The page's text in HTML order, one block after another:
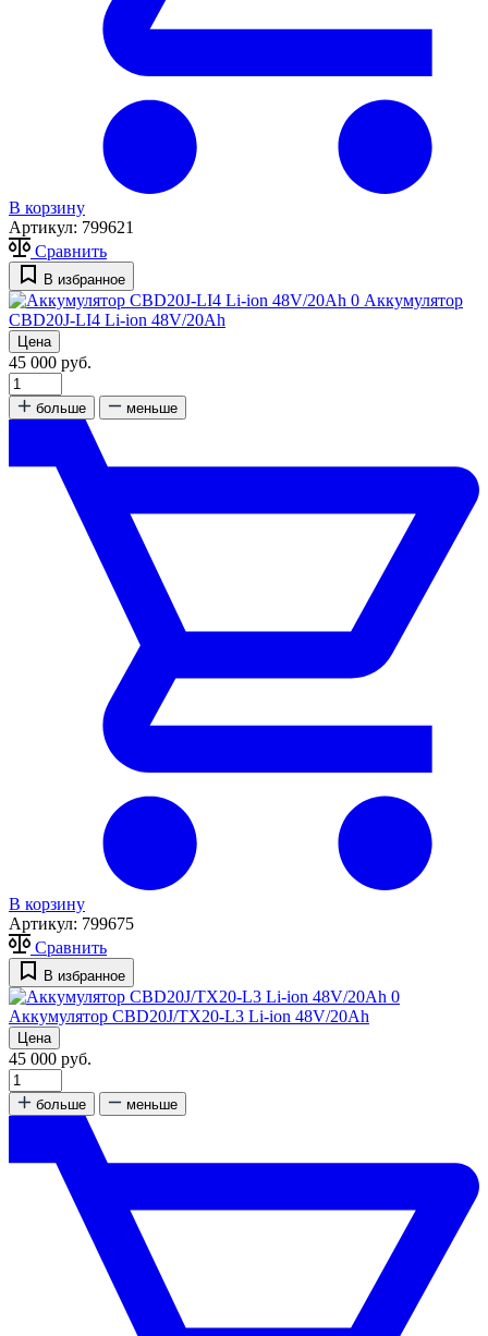
В корзину
Артикул: 799621
Сравнить
В избранное
0 Аккумулятор
CBD20J-LI4 Li-ion 48V/20Ah
Цена
45 000 руб.
больше меньше
В корзину
Артикул: 799675
Сравнить
В избранное
0
Аккумулятор CBD20J/TX20-L3 Li-ion 48V/20Ah
Цена
45 000 руб.
больше меньше